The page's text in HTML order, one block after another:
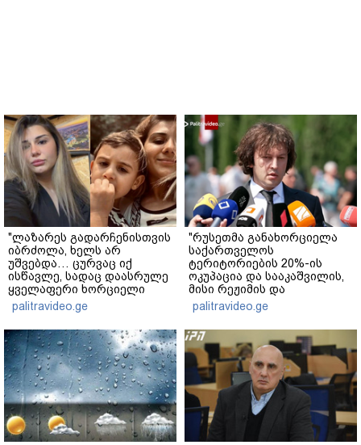
"ლაზარეს გადარჩენისთვის
იბრძოლა, ხელს არ
უშვებდა… ცურვაც იქ
ისწავლე, სადაც დაასრულე
ყველაფერი ხორციელი
ცხოვრებიდან" – რას წერს
ხობში დაღუპული დედა-
შვილის ახლობელი?
palitravideo.ge
"რუსეთმა განახორციელა
საქართველოს
ტერიტორიების 20%-ის
ოკუპაცია და სააკაშვილის,
მისი რეჟიმის და
"ნაცმოძრაობის" ღალატი
ვერანაირად ვერ
გადაფარავს ამ
დანაშაულს" - ირაკლი
კობახიძე
palitravideo.ge